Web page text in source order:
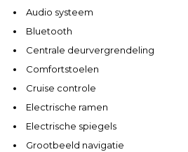
Audio systeem
Bluetooth
Centrale deurvergrendeling
Comfortstoelen
Cruise controle
Electrische ramen
Electrische spiegels
Grootbeeld navigatie